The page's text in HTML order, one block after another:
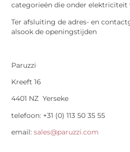
categorieën die onder elektriciteit
Ter afsluiting de adres- en
alsook de openingstijden
Paruzzi
Kreeft 16
4401 NZ Yerseke
telefoon: +31 (0) 113 50 35 55
email:sales@paruzzi.com